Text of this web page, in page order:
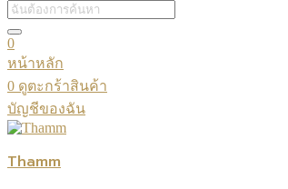
0
หน้าหลัก
0 ดูตะกร้าสินค้า
บัญชีของฉัน
Thamm